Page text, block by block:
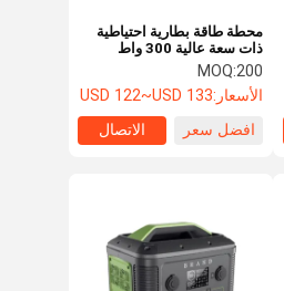
محطة طاقة بطارية احتياطية
ذات سعة عالية 300 واط
للاستخدام في الهواء الطلق
MOQ:200
الأسعار:USD 122~USD 133
افضل سعر
الاتصال